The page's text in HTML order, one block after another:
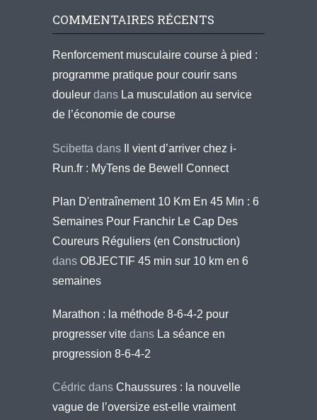
COMMENTAIRES RÉCENTS
Renforcement musculaire course à pied :
programme pratique pour courir sans
douleur dans La musculation au service
de l’économie de course
Scibetta dans
Il vient d’arriver chez i-
Run.fr : MyTens de Bewell Connect
Plan D'entraînement 10 Km En 45 Min : 6
Semaines Pour Franchir Le Cap Des
Coureurs Réguliers (en Construction)
dans OBJECTIF 45 min sur 10 km en 6
semaines
Marathon : la méthode 8-6-4-2 pour
progresser vite dans La séance en
progression 8-6-4-2
Cédric dans Chaussures : la nouvelle
vague de l’oversize est-elle vraiment